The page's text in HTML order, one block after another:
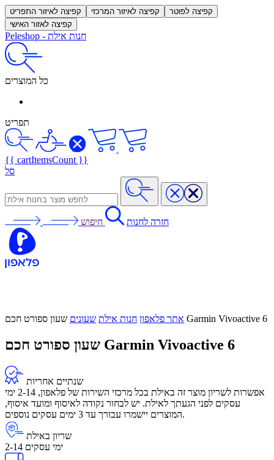
קפיצה לאיזור התפריט קפיצה לאיזור המרכזי
קפיצה לפוטר
קפיצה לאזור האישי
Peleshop - חנות אילת
כל המוצרים
תפריט
{{ cartItemsCount }}
סל
חזרה לחנות חיפוש
אתר פלאפון חנות אילת שעונים שעון ספורט חכם Garmin Vivoactive 6
שעון ספורט חכם Garmin Vivoactive 6
שנתיים אחריות
אפשרות לשריון מוצר זה באילת בכל מרכזי השירות של פלאפון, 2-14 ימי
עסקים לפני הגעתך לאילת. יש לבחור נקודה לאיסוף ומועד איסוף,
המוצרים יישמרו עבורך עד 3 ימים עסקים נוספים.
שריון באילת
2-14 ימי עסקים